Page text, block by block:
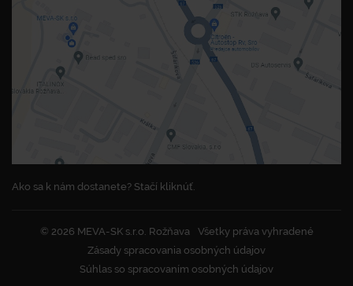
Ako sa k nám dostanete? Stačí kliknúť.
© 2026 MEVA-SK s.r.o. Rožňava
Všetky práva vyhradené
Zásady spracovania osobných údajov
Súhlas so spracovaním osobných údajov